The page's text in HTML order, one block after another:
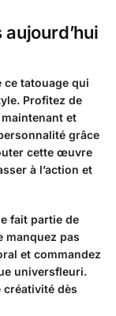
ce tatouage qui
Profitez de
et
grâce
cette œuvre
à l’action et
fait partie de
manquez pas
et commandez
universfleuri.
dès